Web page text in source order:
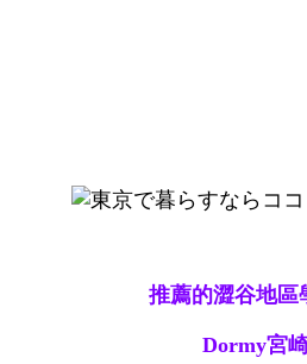
推薦的澀谷地區
Dormy宮